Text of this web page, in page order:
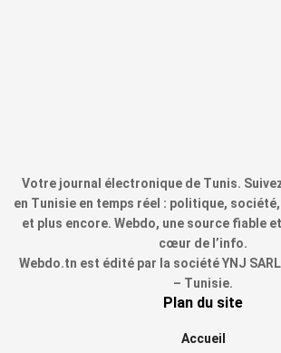
Votre journal électronique de Tunis.
en Tunisie en temps réel : politique,
et plus encore. Webdo, une source fiable
cœur de l’info.
Webdo.tn est édité par la société YNJ SARL
– Tunisie.
Plan du site
Accueil